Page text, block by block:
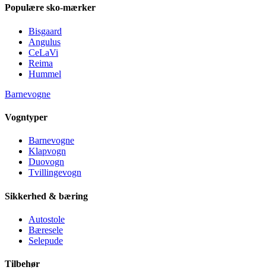
Populære sko-mærker
Bisgaard
Angulus
CeLaVi
Reima
Hummel
Barnevogne
Vogntyper
Barnevogne
Klapvogn
Duovogn
Tvillingevogn
Sikkerhed & bæring
Autostole
Bæresele
Selepude
Tilbehør